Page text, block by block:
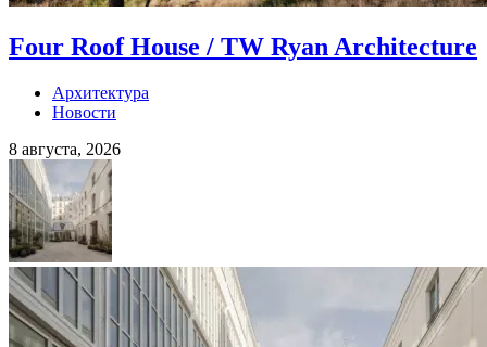
Four Roof House / TW Ryan Architecture
Архитектура
Новости
8 августа, 2026